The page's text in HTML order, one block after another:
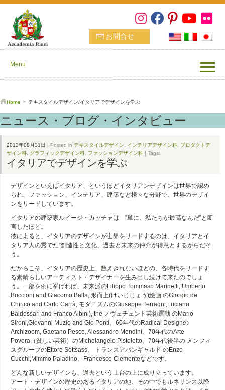
お問合せ
Menu
Home テキスタイルデザイン/イタリアでデザインを学ぶ
ニュース・ブログ・インタビュー
2013年08月31日 | Posted in テキスタイルデザイン インテリアデザイン科
プロダクトデ
ザイン科
グラフィックデザイン科 ファッションデザイン科 | Tags:
イタリアでデザインを学ぶ
デザインといえばイタリア、というほどイタリアンデザインは世界で認め
られ、ファッション、インテリア、建築など様々な分野で、世界のデザイ
ンをリードしています。
イタリアの建築家ルイージ・カッチャは ”単に、私たちが最高なんだ”と断
言したほど。
彼によると、イタリアのデザインが世界をリードするのは、イタリアとイ
タリア人の秀でた”創造性と文化、過去と未来の仲介が得意とするからだそ
う。
だからこそ、イタリアの歴史上、数えきれないほどの、各時代をリードす
る素晴らしいアーティスト・デザイナーを生み出し続けて来たのでしょ
う。一部を例に挙げれば、未来派のFilippo Tommaso Marinetti, Umberto
Boccioni and Giacomo Balla, 形而上(けいじじょう)絵画 のGiorgio de
Chirico and Carlo Carrà, モダニズムのGiuseppe Terragni,Luciano
Baldessari and Franco Albini), the ノヴェチェント芸術運動 のMario
Sironi,Giovanni Muzio and Gio Ponti、60年代のRadical Designの
Archizoom, Gaetano Pesce, Alessandro Mendini、70年代のArte
Povera（貧しい芸術）のMichelangelo Pistoletto、70年代後半の メンフィ
スグループのEttore Sottsass、 トランスアバンギャルド のEnzo
Cucchi,Mimmo Paladino、Francesco Clementeなどです。
どんな新しいデザインも、過去という土台の上に成り立っています。
アート・デザインの歴史のあるイタリアの地、その中でもルネサンス以降